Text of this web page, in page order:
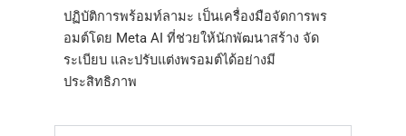
ปฏิบัติการพร้อมท์ลามะ เป็นเครื่องมือจัดการพร
อมต์โดย Meta AI ที่ช่วยให้นักพัฒนาสร้าง จัด
ระเบียบ และปรับแต่งพรอมต์ได้อย่างมี
ประสิทธิภาพ